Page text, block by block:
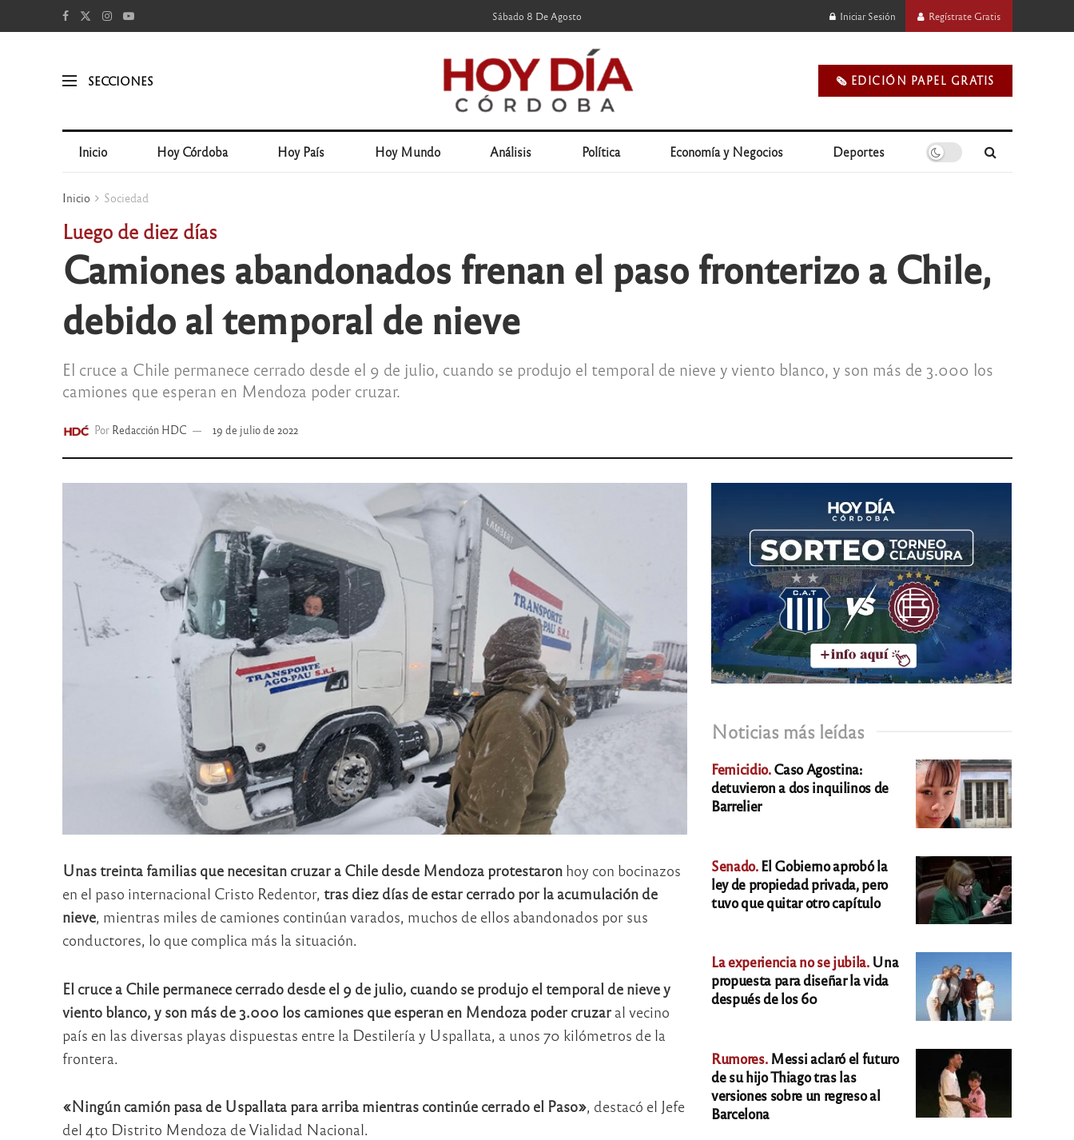
Sábado 8 De Agosto Iniciar Sesión Regístrate Gratis
SECCIONES 🗞️ EDICIÓN PAPEL GRATIS
Inicio Hoy Córdoba Hoy País Hoy Mundo Análisis Política Economía y Negocios Deportes
Inicio Sociedad
Luego de diez días
Camiones abandonados frenan el paso fronterizo a Chile,
debido al temporal de nieve
El cruce a Chile permanece cerrado desde el 9 de julio, cuando se produjo el temporal de nieve y viento blanco, y son más de 3.000 los
camiones que esperan en Mendoza poder cruzar.
Por Redacción HDC 19 de julio de 2022
Unas treinta familias que necesitan cruzar a Chile desde Mendoza protestaronhoy con bocinazos
en el paso internacional Cristo Redentor, tras diez días de estar cerrado por la acumulación de
nieve, mientras miles de camiones continúan varados, muchos de ellos abandonados por sus
conductores, lo que complica más la situación.
El cruce a Chile permanece cerrado desde el 9 de julio, cuando se produjo el temporal de nieve y
viento blanco, y son más de 3.000 los camiones que esperan en Mendoza poder cruzaral vecino
país en las diversas playas dispuestas entre la Destilería y Uspallata, a unos 70 kilómetros de la
frontera.
«Ningún camión pasa de Uspallata para arriba mientras continúe cerrado el Paso», destacó el Jefe
del 4to Distrito Mendoza de Vialidad Nacional.
Noticias más leídas
Femicidio.Caso Agostina:
detuvieron a dos inquilinos de
Barrelier
Senado.El Gobierno aprobó la
ley de propiedad privada, pero
tuvo que quitar otro capítulo
La experiencia no se jubila.Una
propuesta para diseñar la vida
después de los 60
Rumores.Messi aclaró el futuro
de su hijo Thiago tras las
versiones sobre un regreso al
Barcelona